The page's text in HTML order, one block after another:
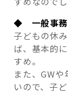
◆ 一般事務
子どもの休
ば、基本的
すめ。
また、GW
いので、子